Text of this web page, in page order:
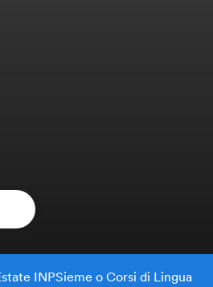
INPSieme o Corsi di Lingua